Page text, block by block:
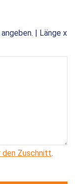
| Länge x
den Zuschnitt.